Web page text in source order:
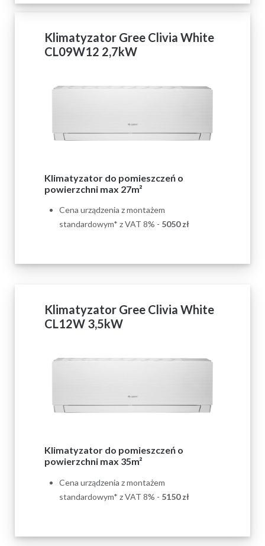
Klimatyzator Gree Clivia White
CL09W12 2,7kW
Klimatyzator do pomieszczeń o
powierzchni max 27m²
Cena urządzenia z montażem
standardowym* z VAT 8% - 5050zł
Klimatyzator Gree Clivia White
CL12W 3,5kW
Klimatyzator do pomieszczeń o
powierzchni max 35m²
Cena urządzenia z montażem
standardowym* z VAT 8% - 5150zł